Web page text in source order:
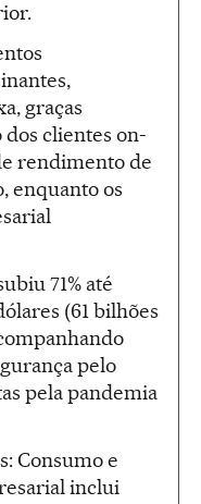
graças
clientes on-
rendimento de
enquanto os
71% até
(61 bilhões
pelo
pela pandemia
Consumo e
inclui